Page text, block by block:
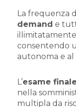
La frequenza
demand e
illimitatamente
consentendo
autonoma e
L’esame
nella
multipla da